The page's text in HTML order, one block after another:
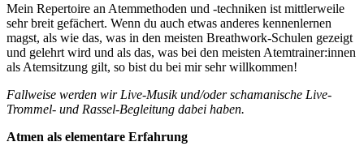
Mein Repertoire an Atemmethoden und -techniken ist mittlerweile
sehr breit gefächert. Wenn du auch etwas anderes kennenlernen
magst, als wie das, was in den meisten Breathwork-Schulen gezeigt
und gelehrt wird und als das, was bei den meisten Atemtrainer:innen
als Atemsitzung gilt, so bist du bei mir sehr willkommen!
Fallweise werden wir Live-Musik und/oder schamanische Live-
Trommel- und Rassel-Begleitung dabei haben.
Atmen als elementare Erfahrung